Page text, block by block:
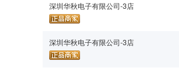
深圳华秋电子有限公司-3店
深圳华秋电子有限公司-3店